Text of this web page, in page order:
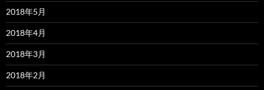
2018年5月
2018年4月
2018年3月
2018年2月